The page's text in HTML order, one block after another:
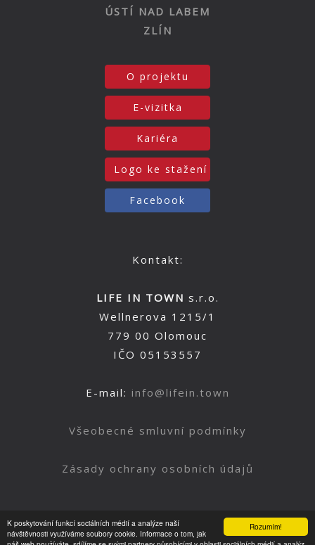
Rozumím!
K poskytování funkcí sociálních médií a analýze naší
návštěvnosti využíváme soubory cookie. Informace o tom, jak
ÚSTÍ NAD LABEM
ZLÍN
O projektu
E-vizitka
Kariéra
Logo ke stažení
Facebook
Kontakt:
LIFE IN TOWN s.r.o.
Wellnerova 1215/1
779 00 Olomouc
IČO 05153557
E-mail: info@lifein.town
Všeobecné smluvní podmínky
Zásady ochrany osobních údajů
Nahoru